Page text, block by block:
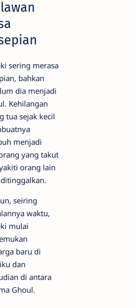
sering merasa
bahkan
dia menjadi
Kehilangan
tua sejak kecil
menjadi
yang takut
orang lain
seiring
waktu,
mulai
baru di
dan
di antara
Ghoul.